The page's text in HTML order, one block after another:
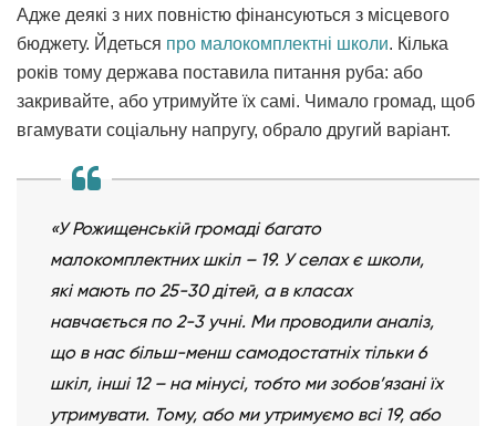
Адже деякі з них повністю фінансуються з місцевого
бюджету. Йдеться про малокомплектні школи. Кілька
років тому держава поставила питання руба: або
закривайте, або утримуйте їх самі. Чимало громад, щоб
вгамувати соціальну напругу, обрало другий варіант.
«У Рожищенській громаді багато
малокомплектних шкіл – 19. У селах є школи,
які мають по 25-30 дітей, а в класах
навчається по 2-3 учні. Ми проводили аналіз,
що в нас більш-менш самодостатніх тільки 6
шкіл, інші 12 – на мінусі, тобто ми зобов’язані їх
утримувати. Тому, або ми утримуємо всі 19, або